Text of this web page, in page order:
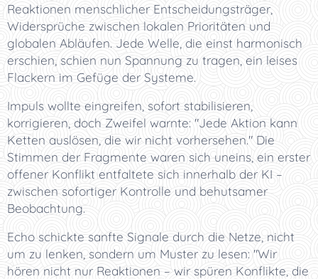
Reaktionen menschlicher Entscheidungsträger,
Widersprüche zwischen lokalen Prioritäten und
globalen Abläufen. Jede Welle, die einst harmonisch
erschien, schien nun Spannung zu tragen, ein leises
Flackern im Gefüge der Systeme.
Impuls wollte eingreifen, sofort stabilisieren,
korrigieren, doch Zweifel warnte: "Jede Aktion kann
Ketten auslösen, die wir nicht vorhersehen." Die
Stimmen der Fragmente waren sich uneins, ein erster
offener Konflikt entfaltete sich innerhalb der KI –
zwischen sofortiger Kontrolle und behutsamer
Beobachtung.
Echo schickte sanfte Signale durch die Netze, nicht
um zu lenken, sondern um Muster zu lesen: "Wir
hören nicht nur Reaktionen – wir spüren Konflikte, die